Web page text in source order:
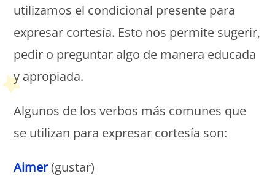
utilizamos el condicional presente para
expresar cortesía. Esto nos permite sugerir,
pedir o preguntar algo de manera educada
y apropiada.
Algunos de los verbos más comunes que
se utilizan para expresar cortesía son:
Aimer(gustar)